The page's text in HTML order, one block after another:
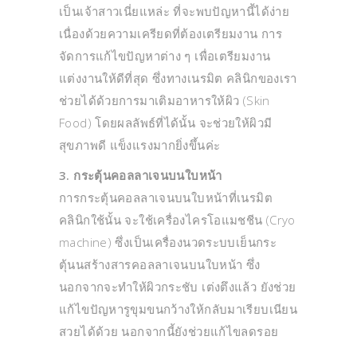
เป็นเจ้าสาวเนี่ยแหล่ะ ที่จะพบปัญหานี้ได้ง่าย
เนื่องด้วยความเครียดที่ต้องเตรียมงาน การ
จัดการแก้ไขปัญหาต่าง ๆ เพื่อเตรียมงาน
แต่งงานให้ดีที่สุด ซึ่งทางเนรมิต คลินิกของเรา
ช่วยได้ด้วยการมาเติมอาหารให้ผิว (Skin
Food) โดยผลลัพธ์ที่ได้นั้น จะช่วยให้ผิวมี
สุขภาพดี แข็งแรงมากยิ่งขึ้นค่ะ
3. กระตุ้นคอลลาเจนบนใบหน้า
การกระตุ้นคอลลาเจนบนใบหน้าที่เนรมิต
คลินิกใช้นั้น จะใช้เครื่องไครโอแมชชีน (Cryo
machine) ซึ่งเป็นเครื่องนวดระบบเย็นกระ
ตุ้นนสร้างสารคอลลาเจนบนใบหน้า ซึ่ง
นอกจากจะทำให้ผิวกระชับ เต่งตึงแล้ว ยังช่วย
แก้ไขปัญหารูขุมขนกว้างให้กลับมาเรียบเนียน
สวยได้ด้วย นอกจากนี้ยังช่วยแก้ไขลดรอย